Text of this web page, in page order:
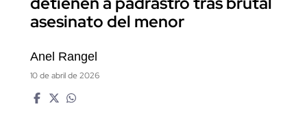
asesinato del menor
Anel Rangel
10 de abril de 2026